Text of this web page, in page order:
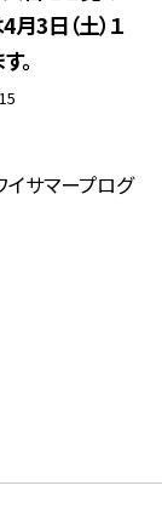
3日（土）１
。
サマープログ